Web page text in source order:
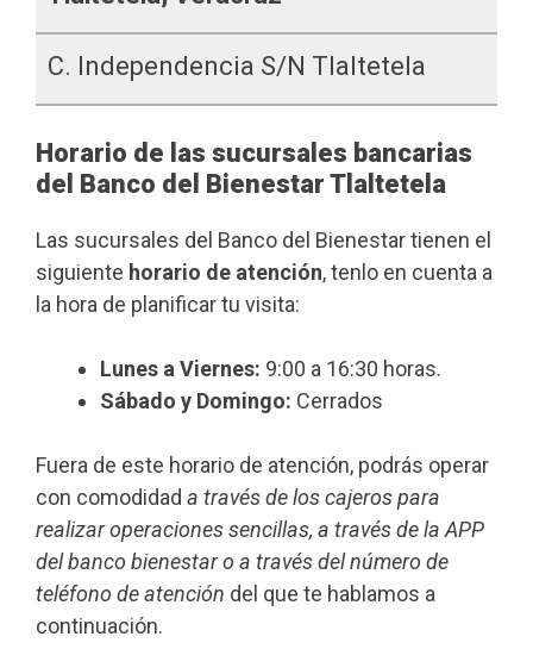
C. Independencia S/n Tlaltetela
Horario de las sucursales bancarias
del Banco del Bienestar Tlaltetela
Las sucursales del Banco del Bienestar tienen el
siguiente horario de atención, tenlo en cuenta a
la hora de planificar tu visita:
Lunes a Viernes: 9:00 a 16:30 horas.
Sábado y Domingo: Cerrados
Fuera de este horario de atención, podrás operar
con comodidad a través de los cajeros para
realizar operaciones sencillas, a través de la APP
del banco bienestar o a través del número de
teléfono de atención del que te hablamos a
continuación.